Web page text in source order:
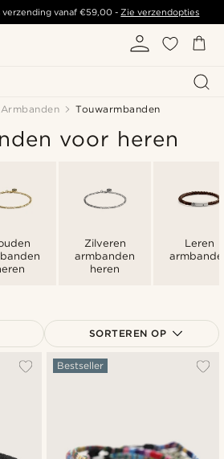
verzending vanaf€59,00 -Zie verzendopties
Armbanden Touwarmbanden
voor heren
Zilveren
armbanden
heren
Leren
SORTEREN OP
Populairste
Bestseller